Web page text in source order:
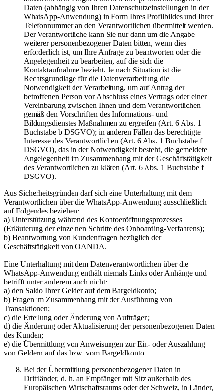
Daten (abhängig von Ihren Datenschutzeinstellungen in der
WhatsApp-Anwendung) in Form Ihres Profilbildes und Ihrer
Telefonnummer an den Verantwortlichen übermittelt werden.
Der Verantwortliche kann Sie nur dann um die Angabe
weiterer personenbezogener Daten bitten, wenn dies
erforderlich ist, um Ihre Anfrage zu beantworten oder die
Angelegenheit zu bearbeiten, auf die sich die
Kontaktaufnahme bezieht. Je nach Situation ist die
Rechtsgrundlage für die Datenverarbeitung die
Notwendigkeit der Verarbeitung, um auf Antrag der
betroffenen Person vor Abschluss eines Vertrags oder einer
Vereinbarung zwischen Ihnen und dem Verantwortlichen
gemäß den Vorschriften des Informations- und
Bildungsdienstes Maßnahmen zu ergreifen (Art. 6 Abs. 1
Buchstabe b DSGVO); in anderen Fällen das berechtigte
Interesse des Verantwortlichen (Art. 6 Abs. 1 Buchstabe f
DSGVO), das in der Notwendigkeit besteht, die gemeldete
Angelegenheit im Zusammenhang mit der Geschäftstätigkeit
des Verantwortlichen zu klären (Art. 6 Abs. 1 Buchstabe f
DSGVO).
Aus Sicherheitsgründen darf sich eine Unterhaltung mit dem
Verantwortlichen über die WhatsApp-Anwendung ausschließlich
auf Folgendes beziehen:
a) Unterstützung während des Kontoeröffnungsprozesses
(Erläuterung der einzelnen Schritte des Onboarding-Verfahrens);
b) Beantwortung von Kundenfragen bezüglich der
Geschäftstätigkeit von OANDA.
Eine Unterhaltung mit dem Datenverantwortlichen über die
WhatsApp-Anwendung enthält niemals Links oder Anhänge und
betrifft unter anderem auch nicht:
a) den Saldo Ihrer Gelder auf dem Bargeldkonto;
b) Fragen im Zusammenhang mit der Ausführung von
Transaktionen;
c) die Erteilung oder Änderung von Aufträgen;
d) die Änderung oder Aktualisierung der personenbezogenen Daten
des Kunden;
e) die Übermittlung von Anweisungen zur Ein- oder Auszahlung
von Geldern auf das bzw. vom Bargeldkonto.
Bei der Übermittlung personenbezogener Daten in
Drittländer, d. h. an Empfänger mit Sitz außerhalb des
Europäischen Wirtschaftsraums oder der Schweiz, in Länder,